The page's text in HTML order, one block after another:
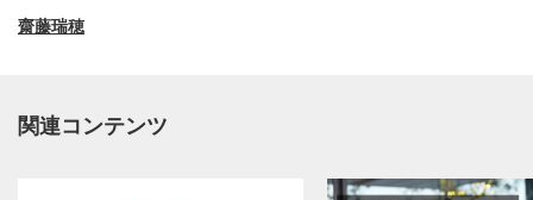
齋藤瑞穂
関連コンテンツ